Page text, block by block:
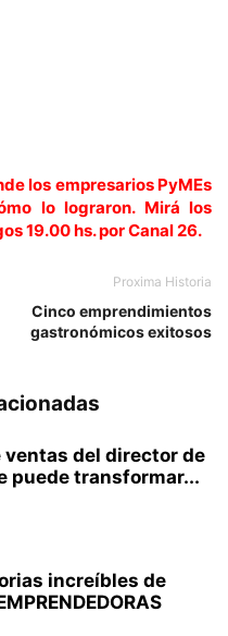
los empresarios PyMEs
lo lograron. Mirá los
19.00 hs. por Canal 26.
Proxima Historia
Cinco emprendimientos
gastronómicos exitosos
ventas del director de
puede transformar...
increíbles de